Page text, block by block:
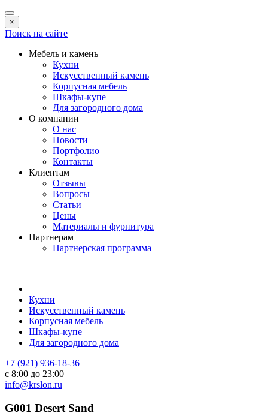
×
Поиск на сайте
Мебель и камень
Кухни
Искусственный камень
Корпусная мебель
Шкафы-купе
Для загородного дома
О компании
О нас
Новости
Портфолио
Контакты
Клиентам
Отзывы
Вопросы
Статьи
Цены
Материалы и фурнитура
Партнерам
Партнерская программа
Кухни
Искусственный камень
Корпусная мебель
Шкафы-купе
Для загородного дома
+7 (921) 936-18-36
с 8:00 до 23:00
info@krslon.ru
G001 Desert Sand